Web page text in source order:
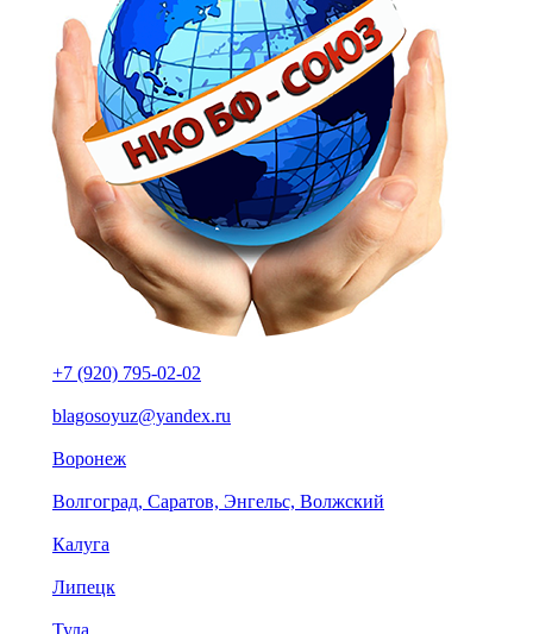
+7 (920) 795-02-02
blagosoyuz@yandex.ru
Воронеж
Волгоград, Саратов, Энгельс, Волжский
Калуга
Липецк
Тула